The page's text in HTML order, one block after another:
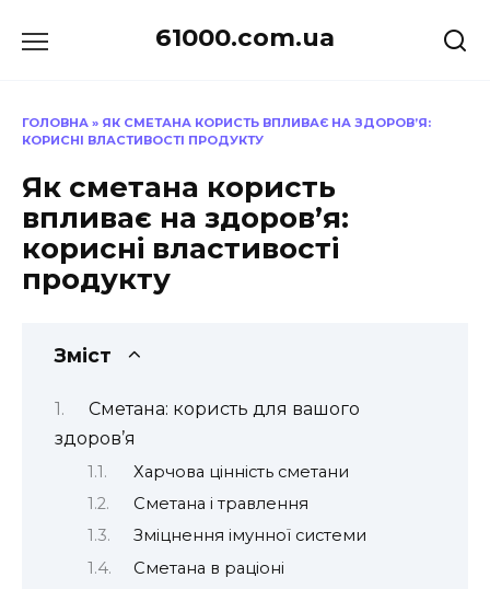
до
61000.com.ua
ГОЛОВНА » ЯК СМЕТАНА КОРИСТЬ ВПЛИВАЄ НА ЗДОРОВ’Я:
КОРИСНІ ВЛАСТИВОСТІ ПРОДУКТУ
Як сметана користь
впливає на здоров’я:
корисні властивості
продукту
Зміст
Сметана: користь для вашого
здоров’я
Харчова цінність сметани
Сметана і травлення
Зміцнення імунної системи
Сметана в раціоні